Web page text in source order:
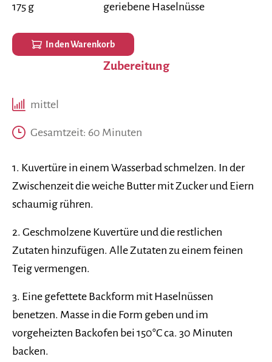
175 g
geriebene Haselnüsse
In den Warenkorb
Zubereitung
mittel
Gesamtzeit: 60 Minuten
1. Kuvertüre in einem Wasserbad schmelzen. In der
Zwischenzeit die weiche Butter mit Zucker und Eiern
schaumig rühren.
2. Geschmolzene Kuvertüre und die restlichen
Zutaten hinzufügen. Alle Zutaten zu einem feinen
Teig vermengen.
3. Eine gefettete Backform mit Haselnüssen
benetzen. Masse in die Form geben und im
vorgeheizten Backofen bei 150°C ca. 30 Minuten
backen.